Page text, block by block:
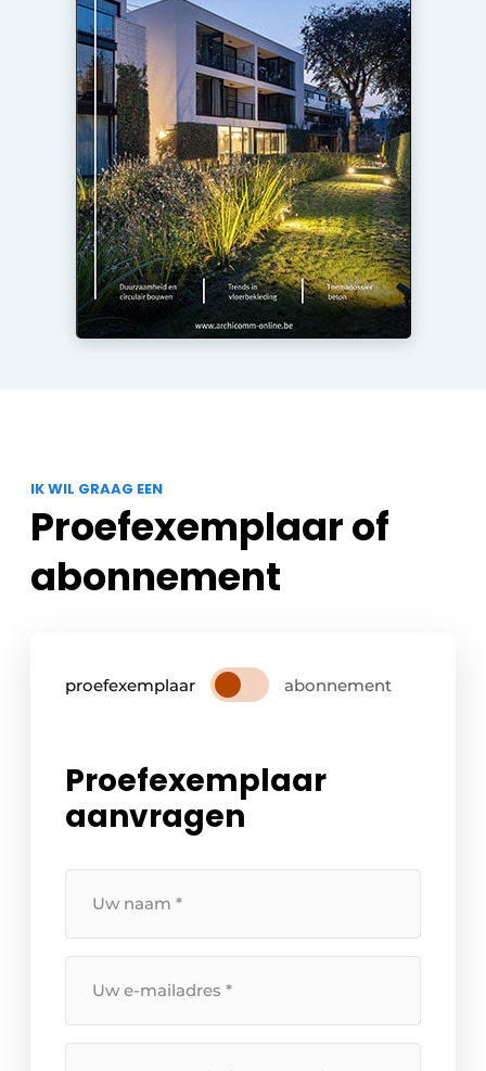
IK WIL GRAAG EEN
Proefexemplaar of
abonnement
proefexemplaar abonnement
Proefexemplaar
aanvragen
naam*
mailadres*